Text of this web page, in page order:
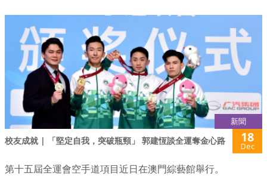
新聞
校友成就 | 「堅定自我，突破瓶頸」 郭建恆談全運奪金心路 18
Dec
第十五屆全運會空手道項目近日在澳門綜藝館舉行。